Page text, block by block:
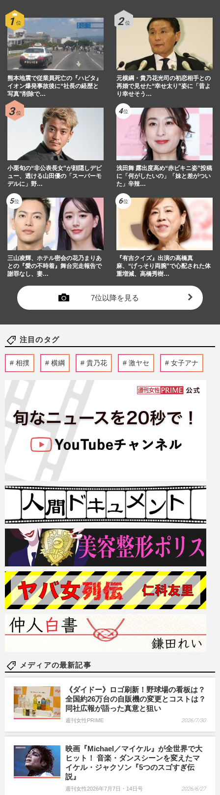
熊本地震で従業員死亡の『ハビタ』
イオン爆発事故後に“社長の経歴と
写真”削除で…
元横綱・貴乃花光司の初恋相手との
再婚で見せた“幸せ太り”姿に「昔よ
り幸せそう…
小栗旬の“非公表長女”が顔隠しデビ
ュー、透ける山田優の「スーパーモ
デルに」野…
浅田舞 露出度高め“赤ビキニ姿”投稿
に「何がしたいの」「妹と差がつい
た」辛辣…
三山凌輝、ホテル密会の花乃まりあ
との『愛の不時着』舞台完走報告で
謝罪なし、妻…
『有吉クイズ』出演の高橋真
麻、“げっそり両腕”で心配された体
重増減、高橋秀樹…
7位以降を見る
注目のタグ
相撲 横綱 貴乃花 激ヤセ 女子アナ
メディアの最新記事
《ダイドー》ロゴ刷新！野球場の看板は？
全国約26万台の自販機の変更とコストは？
同社広報が語った真意と狙い
週刊女性PRIME 2026/7/30
映画『Michael／マイケル』が全世界で大
ヒット！ 音楽・ダンスシーンを変えたマ
イケル・ジャクソン『5つのスゴすぎ伝
説』
週刊女性2026年7月7日・14日号 2026/6/27